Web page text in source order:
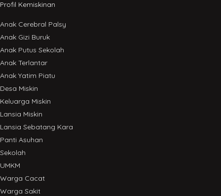
Profil Kemiskinan
Anak Cerebral Palsy
Anak Gizi Buruk
Anak Putus Sekolah
Anak Terlantar
Anak Yatim Piatu
Desa Miskin
Keluarga Miskin
Lansia Miskin
Lansia Sebatang Kara
Panti Asuhan
Sekolah
UMKM
Warga Cacat
Warga Sakit